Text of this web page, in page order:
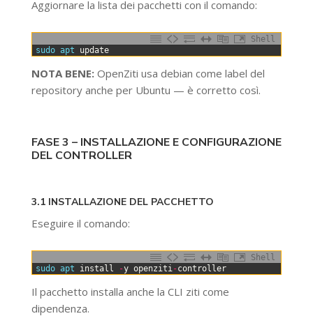
Aggiornare la lista dei pacchetti con il comando:
Shell
sudo apt update
NOTA BENE:OpenZiti usa debian come label del
repository anche per Ubuntu — è corretto così.
FASE 3 – INSTALLAZIONE E CONFIGURAZIONE
DEL CONTROLLER
3.1 INSTALLAZIONE DEL PACCHETTO
Eseguire il comando:
Shell
sudo apt install -y openziti -controller
Il pacchetto installa anche la CLI ziti come
dipendenza.